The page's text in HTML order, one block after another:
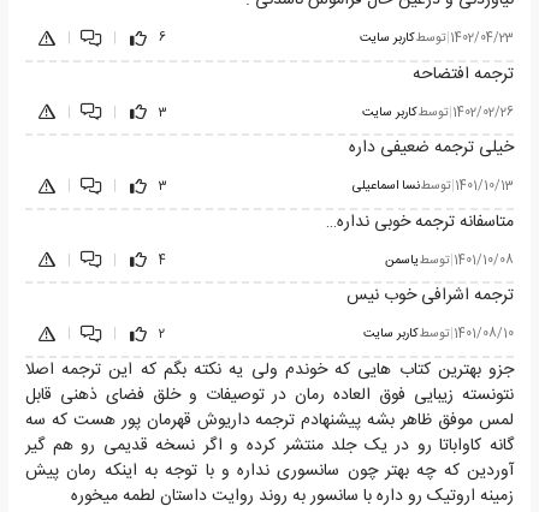
1402/04/23
|توسطکاربر سایت 6
|
|
ترجمه افتضاحه
1402/02/26
|توسطکاربر سایت 3
|
|
خیلی ترجمه ضعیفی داره
1401/10/13
|توسطنسا اسماعیلی 3
|
|
متاسفانه ترجمه خوبی نداره…
1401/10/08
|توسطیاسمن 4
|
|
ترجمه اشرافی خوب نیس
1401/08/10
|توسطکاربر سایت 2
|
|
جزو بهترین کتاب هایی که خوندم ولی یه نکته بگم که این ترجمه اصلا
نتونسته زیبایی فوق العاده رمان در توصیفات و خلق فضای ذهنی قابل
لمس موفق ظاهر بشه پیشنهادم ترجمه داریوش قهرمان پور هست که سه
گانه کاواباتا رو در یک جلد منتشر کرده و اگر نسخه قدیمی رو هم گیر
آوردین که چه بهتر چون سانسوری نداره و با توجه به اینکه رمان پیش
زمینه اروتیک رو داره با سانسور به روند روایت داستان لطمه میخوره